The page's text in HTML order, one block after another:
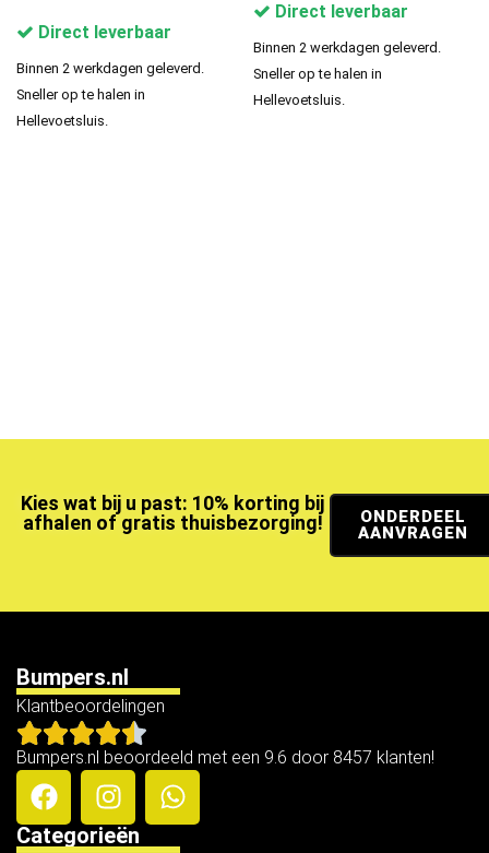
Direct leverbaar
Binnen 2 werkdagen geleverd.
Sneller op te halen in
Hellevoetsluis.
Direct leverbaar
Binnen 2 werkdagen geleverd.
Sneller op te halen in
Hellevoetsluis.
Kies wat bij u past: 10% korting bij
afhalen of gratis thuisbezorging!
ONDERDEEL
AANVRAGEN
Bumpers.nl
Klantbeoordelingen
Bumpers.nl beoordeeld met een 9.6 door 8457 klanten!
Categorieën